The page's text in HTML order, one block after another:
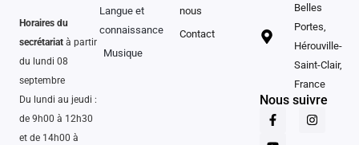
Horaires du
secrétariat à partir
du lundi 08
septembre
Du lundi au jeudi :
de 9h00 à 12h30
et de 14h00 à
Langue et
connaissance
Musique
nous
Contact
Belles
Portes,
Hérouville-
Saint-Clair,
France
Nous suivre